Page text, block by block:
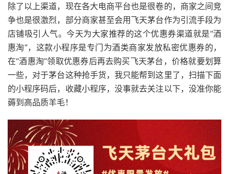
除了以上渠道，现在各大电商平台也是很卷的，商家之间竞
争也是很激烈，部分商家甚至会用飞天茅台作为引流手段为
店铺吸引人气。今天为大家推荐的这个优惠券渠道就是“酒
惠淘”，这款小程序是专门为酒类商家发放私密优惠券的，
在“酒惠淘”领取优惠券后再去购买飞天茅台，价格就要划算
一些，对于茅台这种抢手货，我只能帮到这里了，扫描下面
的小程序码后，收藏小程序，没事就去关注以下，没准你能
薅到高品质羊毛！